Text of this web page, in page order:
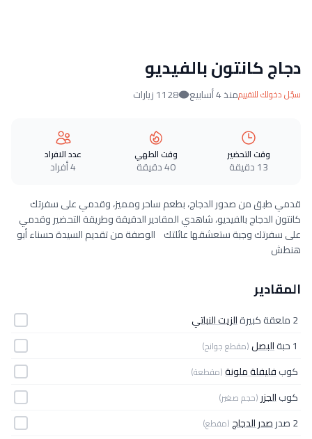
دجاج كانتون بالفيديو
سجّل دخولك للتقييممنذ 4 أسابيع 1128 زيارات
وقت التحضير
13 دقيقة
وقت الطهي
40 دقيقة
عدد الافراد
4 أفراد
قدمي طبق من صدور الدجاج، بطعم ساحر ومميز، وقدمي على سفرتك
كانتون الدجاج بالفيديو، شاهدي المقادير الدقيقة وطريقة التحضير وقدمي
على سفرتك وجبة ستعشقها عائلتك الوصفة من تقديم السيدة حسناء أبو
هنطش
المقادير
2 ملعقة كبيرة
الزيت النباتي
1 حبة
البصل(مقطع جوانح)
كوبفليفلة ملونة(مقطعة)
كوبالجزر (حجم صغير)
2 صدر صدر الدجاج(مقطع)